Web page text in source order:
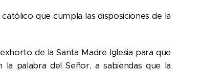
que cumpla las disposiciones de la
de la Santa Madre Iglesia para que
palabra del Señor, a sabiendas que la